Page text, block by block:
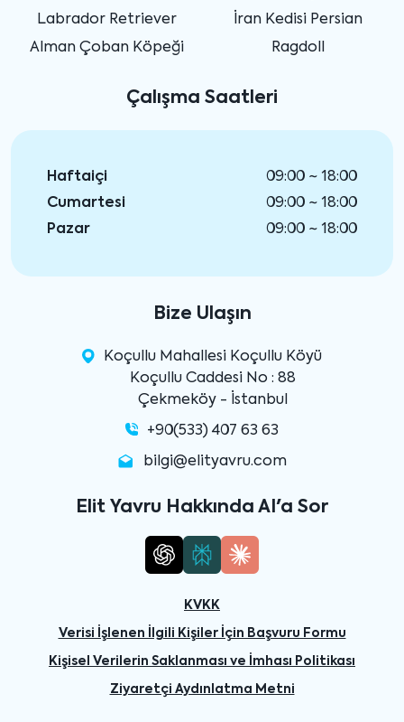
Labrador Retriever
Alman Çoban Köpeği
İran Kedisi Persian
Ragdoll
Çalışma Saatleri
Haftaiçi
09:00 ~ 18:00
Cumartesi
09:00 ~ 18:00
Pazar
09:00 ~ 18:00
Bize Ulaşın
Koçullu Mahallesi Koçullu Köyü
Koçullu Caddesi No : 88
Çekmeköy - İstanbul
+90(533) 407 63 63
bilgi@elityavru.com
Elit Yavru Hakkında AI'a Sor
KVKK
Verisi İşlenen İlgili Kişiler İçin Başvuru Formu
Kişisel Verilerin Saklanması ve İmhası Politikası
Ziyaretçi Aydınlatma Metni